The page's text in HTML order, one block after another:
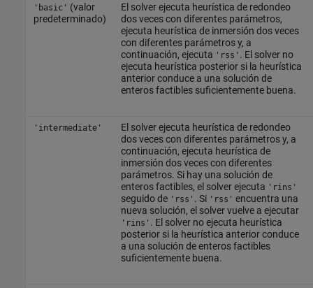
'basic' (valor
predeterminado)
El solver ejecuta heurística de redondeo
dos veces con diferentes parámetros,
ejecuta heurística de inmersión dos veces
con diferentes parámetros y, a
continuación, ejecuta 'rss' . El solver no
ejecuta heurística posterior si la heurística
anterior conduce a una solución de
enteros factibles suficientemente buena.
'intermediate'
El solver ejecuta heurística de redondeo
dos veces con diferentes parámetros y, a
continuación, ejecuta heurística de
inmersión dos veces con diferentes
parámetros. Si hay una solución de
enteros factibles, el solver ejecuta 'rins'
seguido de 'rss' . Si 'rss' encuentra una
nueva solución, el solver vuelve a ejecutar
'rins' . El solver no ejecuta heurística
posterior si la heurística anterior conduce
a una solución de enteros factibles
suficientemente buena.